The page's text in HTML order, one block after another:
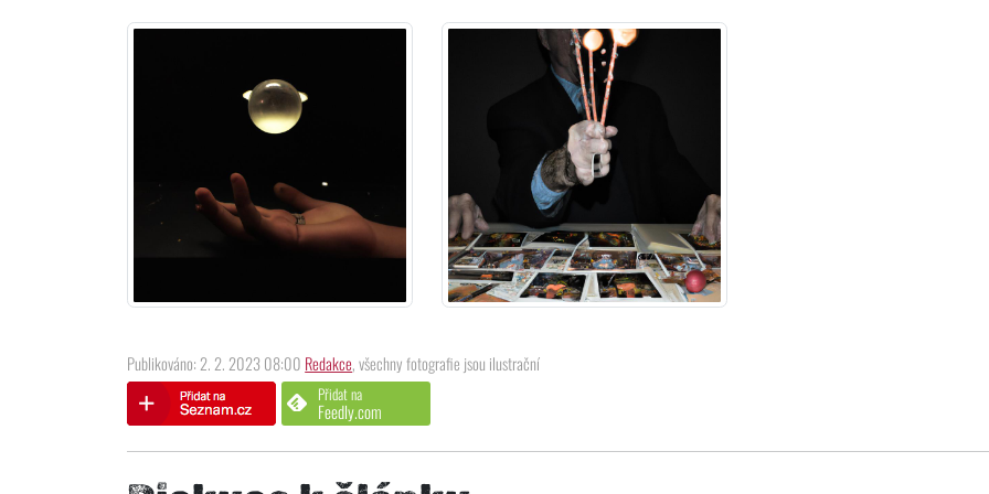
Publikováno: 2. 2. 2023 08:00 Redakce, všechny fotografie jsou ilustrační
Přidat na
Feedly.com